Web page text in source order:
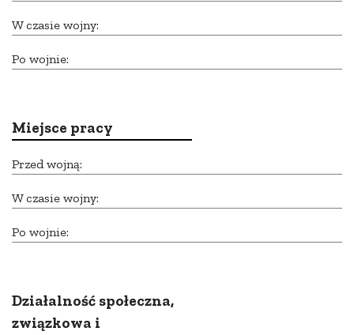
W czasie wojny:
Po wojnie:
Miejsce pracy
Przed wojną:
W czasie wojny:
Po wojnie:
Działalność społeczna,
związkowa i